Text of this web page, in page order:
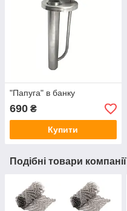
"Папуга" в банку
690 ₴
Купити
Подібні товари компанії